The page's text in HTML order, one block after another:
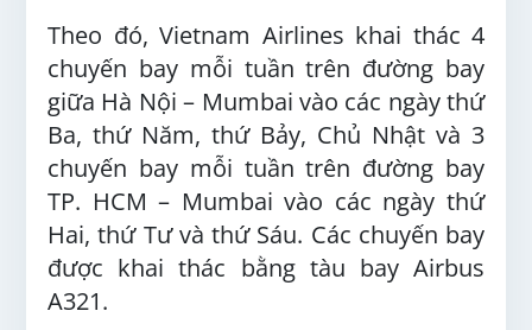
Theo đó, Vietnam Airlines khai thác 4
chuyến bay mỗi tuần trên đường bay
giữa Hà Nội – Mumbai vào các ngày thứ
Ba, thứ Năm, thứ Bảy, Chủ Nhật và 3
chuyến bay mỗi tuần trên đường bay
TP. HCM – Mumbai vào các ngày thứ
Hai, thứ Tư và thứ Sáu. Các chuyến bay
được khai thác bằng tàu bay Airbus
A321.